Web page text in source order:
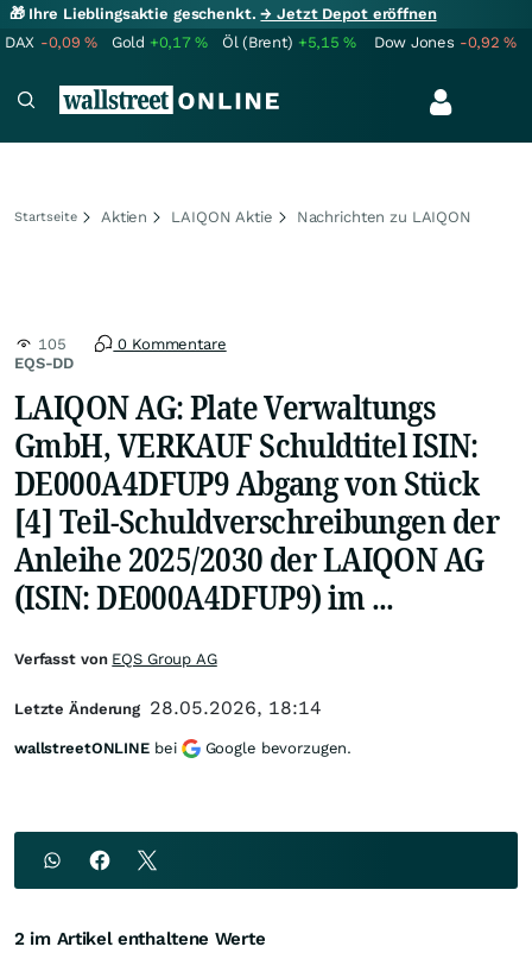
🎁 Ihre Lieblingsaktie geschenkt.→ Jetzt Depot eröffnen
DAX -0,09% Gold +0,17% Öl (Brent) +5,15% Dow Jones -0,92%
Startseite Aktien LAIQON Aktie Nachrichten zu LAIQON
EQS-DD
105 0 Kommentare
LAIQON AG: Plate Verwaltungs
GmbH, VERKAUF Schuldtitel ISIN:
DE000A4DFUP9 Abgang von Stück
[4] Teil-Schuldverschreibungen der
Anleihe 2025/2030 der LAIQON AG
(ISIN: DE000A4DFUP9) im ...
Verfasst von EQS Group AG
Letzte Änderung 28.05.2026, 18:14
wallstreetONLINE bei Google bevorzugen.
2 im Artikel enthaltene Werte